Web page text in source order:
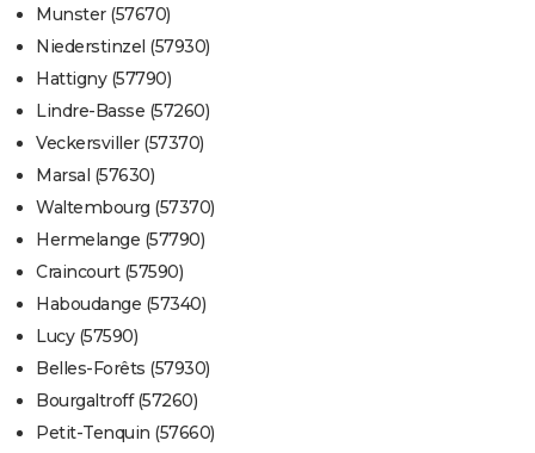
Munster (57670)
Niederstinzel (57930)
Hattigny (57790)
Lindre-Basse (57260)
Veckersviller (57370)
Marsal (57630)
Waltembourg (57370)
Hermelange (57790)
Craincourt (57590)
Haboudange (57340)
Lucy (57590)
Belles-Forêts (57930)
Bourgaltroff (57260)
Petit-Tenquin (57660)